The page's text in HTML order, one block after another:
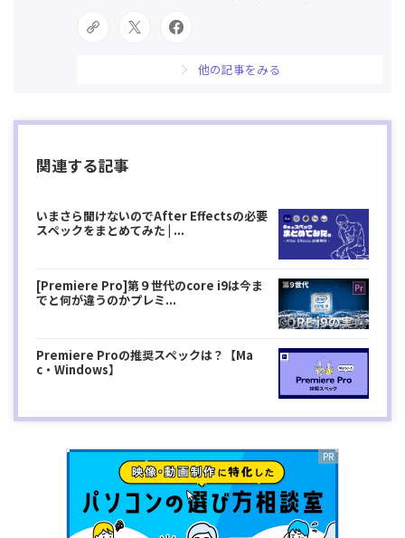
他の記事をみる
関連する記事
いまさら聞けないのでAfter Effectsの必要
スペックをまとめてみた | ...
[Premiere Pro]第９世代のcore i9は今ま
でと何が違うのかプレミ...
Premiere Proの推奨スペックは？【Ma
c・Windows】